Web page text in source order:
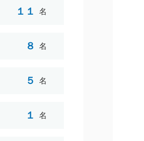
１１ 名
８ 名
５ 名
１ 名